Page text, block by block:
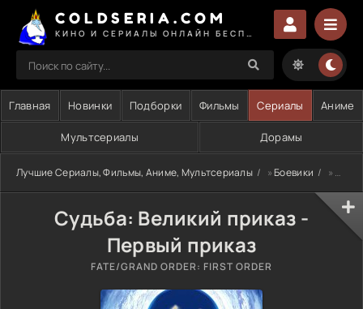
COLDSERIA.COM
Главная Новинки Подборки Фильмы Сериалы Аниме
Мультсериалы Дорамы
Лучшие Сериалы, Фильмы, Аниме, Мультсериалы »Боевики » Судьба: Великий приказ - Первый приказ
Судьба: Великий приказ -
Первый приказ
FATE/GRAND ORDER: FIRST ORDER